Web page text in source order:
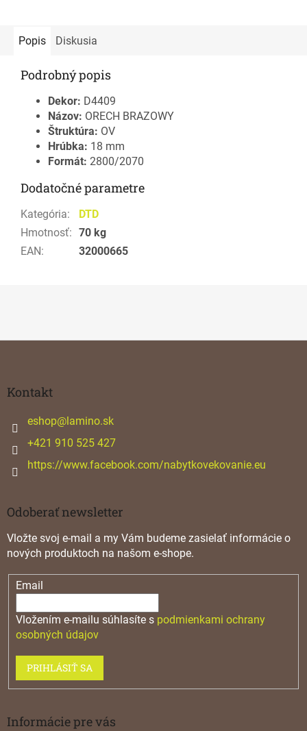
Popis Diskusia
Podrobný popis
Dekor: D4409
Názov: ORECH BRAZOWY
Štruktúra: OV
Hrúbka: 18 mm
Formát: 2800/2070
Dodatočné parametre
Kategória:
DTD
Hmotnosť: 70 kg
EAN: 32000665
Kontakt
eshop@lamino.sk
+421 910 525 427
https://www.facebook.com/nabytkovekovanie.eu
Odoberať newsletter
Vložte svoj e-mail a my Vám budeme zasielať informácie o
nových produktoch na našom e-shope.
Email
Vložením e-mailu súhlasíte s podmienkami ochrany
osobných údajov
PRIHLÁSIŤ SA
Informácie pre vás